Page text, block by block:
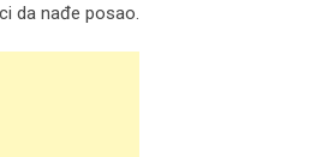
da nađe posao.